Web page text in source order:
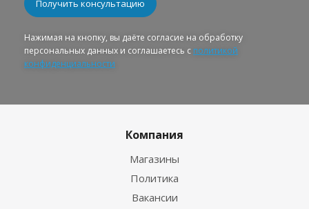
Нажимая на кнопку, вы даёте согласие на обработку
персональных данных и соглашаетесь с политикой
конфиденциальности
Компания
Магазины
Политика
Вакансии